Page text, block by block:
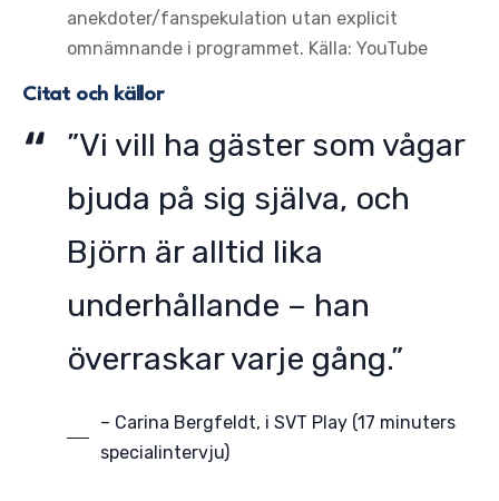
anekdoter/fanspekulation utan explicit
omnämnande i programmet. Källa: YouTube
Citat och källor
”Vi vill ha gäster som vågar
bjuda på sig själva, och
Björn är alltid lika
underhållande – han
överraskar varje gång.”
– Carina Bergfeldt, i SVT Play (17 minuters
specialintervju)